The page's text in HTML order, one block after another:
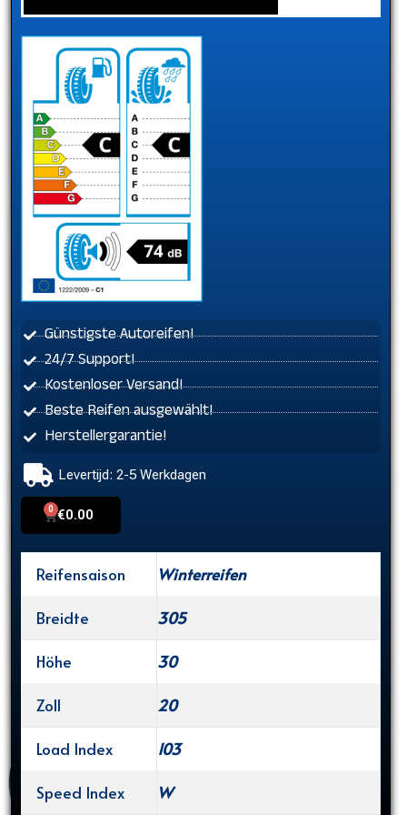
Günstigste Autoreifen!
24/7 Support!
Kostenloser Versand!
Beste Reifen ausgewählt!
Herstellergarantie!
Levertijd: 2-5 Werkdagen
€0.00
0
Cart
Reifensaison
Winterreifen
Breidte
305
Höhe
30
Zoll
20
Load Index
103
Speed Index
W